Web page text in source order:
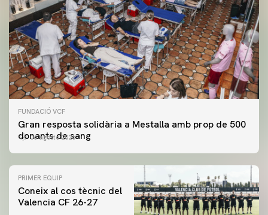
FUNDACIÓ VCF
Gran resposta solidària a Mestalla amb prop de 500
donants de sang
06 agosto 2026
PRIMER EQUIP
Coneix al cos tècnic del
Valencia CF 26-27